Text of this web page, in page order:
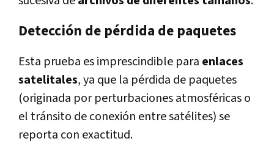
Detección de pérdida de paquetes
Esta prueba es imprescindible para enlaces
satelitales, ya que la pérdida de paquetes
(originada por perturbaciones atmosféricas o
el tránsito de conexión entre satélites) se
reporta con exactitud.